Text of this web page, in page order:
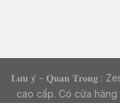
𝐋𝐮̛𝐮 𝐲́ - 𝐐𝐮𝐚𝐧 𝐓𝐫𝐨̣𝐧𝐠 :
cao cấp. Có cửa